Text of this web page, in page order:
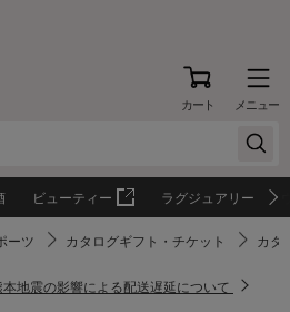
カート メニュー
ビューティー ラグジュアリー
ーツ カタログギフト・チケット カタ
地震の影響による配送遅延について